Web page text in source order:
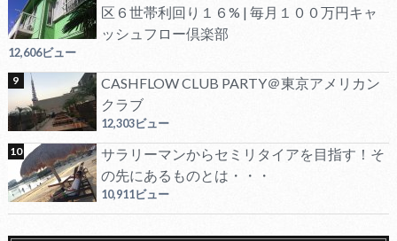
区６世帯利回り１６% | 毎月１００万円キャ
ッシュフロー倶楽部
12,606ビュー
CASHFLOW CLUB PARTY＠東京アメリカン
クラブ
12,303ビュー
サラリーマンからセミリタイアを目指す！そ
の先にあるものとは・・・
10,911ビュー